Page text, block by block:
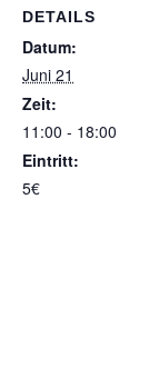
DETAILS
Datum:
Juni 21
Zeit:
11:00 - 18:00
Eintritt:
5€